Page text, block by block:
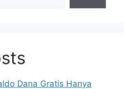
Dana Gratis Hanya